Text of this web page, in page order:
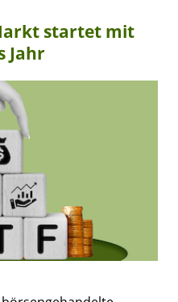
startet mit
Jahr